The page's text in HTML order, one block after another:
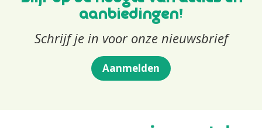
aanbiedingen!
Schrijf je in voor onze nieuwsbrief
Aanmelden